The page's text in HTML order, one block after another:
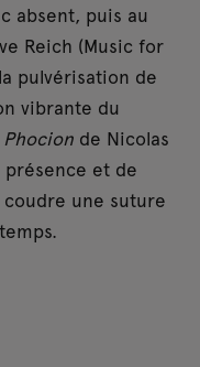
absent, puis au
Reich (Music for
pulvérisation de
vibrante du
de Nicolas
et de
une suture